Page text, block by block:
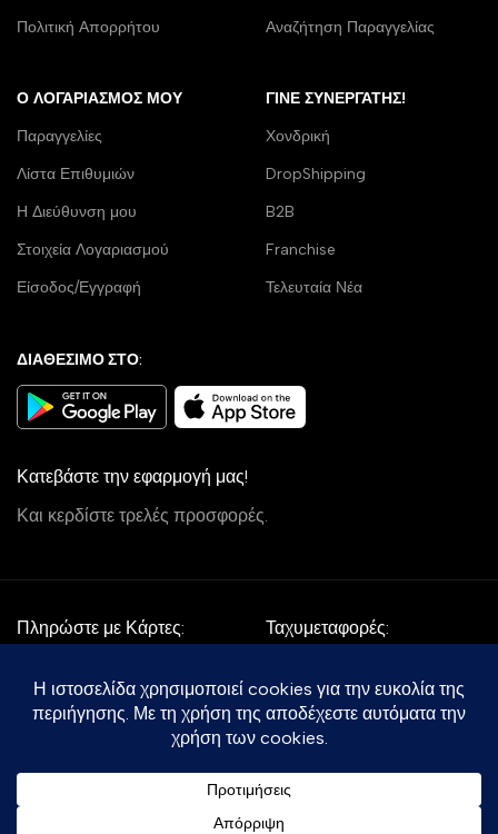
Πολιτική Απορρήτου
Αναζήτηση Παραγγελίας
Ο ΛΟΓΑΡΙΑΣΜΌΣ ΜΟΥ
Παραγγελίες
Λίστα Επιθυμιών
Η Διεύθυνση μου
Στοιχεία Λογαριασμού
Είσοδος/Εγγραφή
ΓΊΝΕ ΣΥΝΕΡΓΆΤΗΣ!
Χονδρική
DropShipping
B2B
Franchise
Τελευταία Νέα
ΔΙΑΘΕΣΙΜΟ ΣΤΟ:
Κατεβάστε την εφαρμογή μας!
Και κερδίστε τρελές προσφορές.
Πληρώστε με Κάρτες: Ταχυμεταφορές:
Follow Us:
Με την επιφύλαξη κάθε νόμιμου δικαιώματος 2025-2030 ©
- All rights reserved.